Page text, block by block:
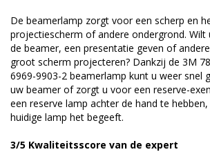
De beamerlamp zorgt voor een scherp en
projectiescherm of andere ondergrond.
de beamer, een presentatie geven of
groot scherm projecteren? Dankzij de 3M
6969-9903-2 beamerlamp kunt u weer snel
uw beamer of zorgt u voor een reserve-
een reserve lamp achter de hand te
huidige lamp het begeeft.
3/5 Kwaliteitsscore van de expert